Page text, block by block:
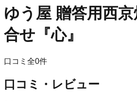
ゆう屋 贈答用西
合せ『心』
口コミ全0件
口コミ・レビュー